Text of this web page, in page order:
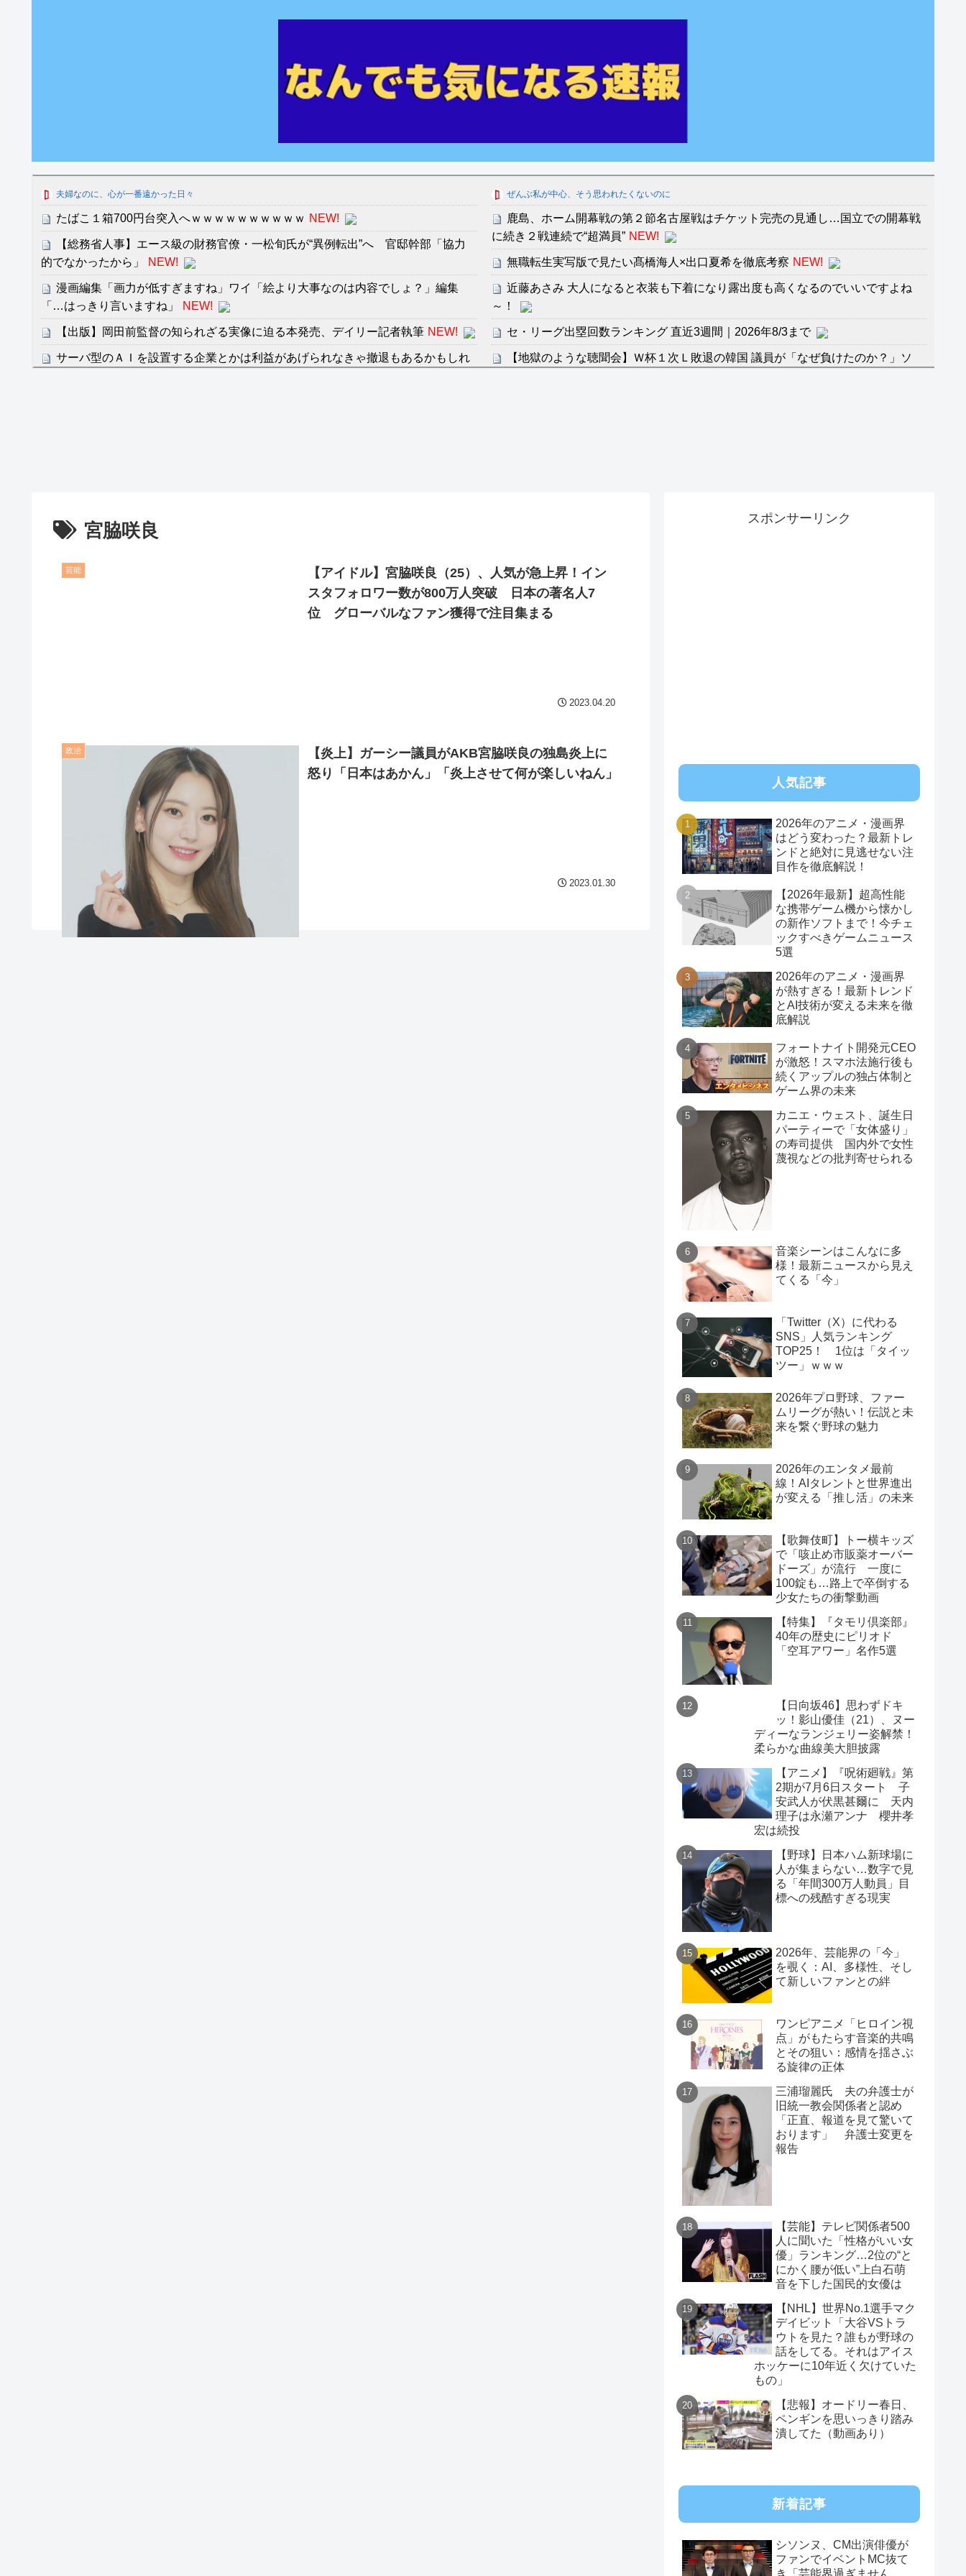
夫婦なのに、心が一番遠かった日々
たばこ１箱700円台突入へｗｗｗｗｗｗｗｗｗｗ NEW!
【総務省人事】エース級の財務官僚・一松旬氏が“異例転出”へ 官邸幹部「協力
的でなかったから」
NEW!
漫画編集「画力が低すぎますね」ワイ「絵より大事なのは内容でしょ？」編集
「…はっきり言いますね」
NEW!
【出版】岡田前監督の知られざる実像に迫る本発売、デイリー記者執筆 NEW!
サーバ型のＡＩを設置する企業とかは利益があげられなきゃ撤退もあるかもしれ
たすら愛し合う。
Powered by livedoor 相互RSS
ぜんぶ私が中心、そう思われたくないのに
鹿島、ホーム開幕戦の第２節名古屋戦はチケット完売の見通し…国立での開幕戦
に続き２戦連続で“超満員” NEW!
無職転生実写版で見たい髙橋海人×出口夏希を徹底考察 NEW!
近藤あさみ 大人になると衣装も下着になり露出度も高くなるのでいいですよね
～！
セ・リーグ出塁回数ランキング 直近3週間｜2026年8/3まで
【地獄のような聴聞会】Ｗ杯１次Ｌ敗退の韓国 議員が「なぜ負けたのか？」ソ
【第7話予告】水10ドラマ『ラムネモンキー』 トレンディなクリスマスイヴ
出した… 他
「本気で潰しにきてる」滝沢秀明の新オーディションが“まんまジャニーズ”とフ
ァン衝撃
宮脇咲良
芸能
【アイドル】宮脇咲良（25）、人気が急上昇！イン
スタフォロワー数が800万人突破 日本の著名人7
位 グローバルなファン獲得で注目集まる
2023.04.20
政治
【炎上】ガーシー議員がAKB宮脇咲良の独島炎上に
怒り「日本はあかん」「炎上させて何が楽しいねん」
2023.01.30
スポンサーリンク
人気記事
2026年のアニメ・漫画界
はどう変わった？最新トレ
ンドと絶対に見逃せない注
目作を徹底解説！
【2026年最新】超高性能
な携帯ゲーム機から懐かし
の新作ソフトまで！今チェ
ックすべきゲームニュース
5選
2026年のアニメ・漫画界
が熱すぎる！最新トレンド
とAI技術が変える未来を徹
底解説
フォートナイト開発元CEO
が激怒！スマホ法施行後も
続くアップルの独占体制と
ゲーム界の未来
カニエ・ウェスト、誕生日
パーティーで「女体盛り」
の寿司提供 国内外で女性
蔑視などの批判寄せられる
音楽シーンはこんなに多
様！最新ニュースから見え
てくる「今」
「Twitter（X）に代わる
SNS」人気ランキング
TOP25！ 1位は「タイッ
ツー」ｗｗｗ
2026年プロ野球、ファー
ムリーグが熱い！伝説と未
来を繋ぐ野球の魅力
2026年のエンタメ最前
線！AIタレントと世界進出
が変える「推し活」の未来
【歌舞伎町】トー横キッズ
で「咳止め市販薬オーバー
ドーズ」が流行 一度に
100錠も…路上で卒倒する
少女たちの衝撃動画
【特集】『タモリ倶楽部』
40年の歴史にピリオド
「空耳アワー」名作5選
【日向坂46】思わずドキ
ッ！影山優佳（21）、ヌー
ディーなランジェリー姿解禁！
柔らかな曲線美大胆披露
【アニメ】『呪術廻戦』第
2期が7月6日スタート 子
安武人が伏黒甚爾に 天内
理子は永瀬アンナ 櫻井孝
宏は続投
【野球】日本ハム新球場に
人が集まらない…数字で見
る「年間300万人動員」目
標への残酷すぎる現実
2026年、芸能界の「今」
を覗く：AI、多様性、そし
て新しいファンとの絆
ワンピアニメ「ヒロイン視
点」がもたらす音楽的共鳴
とその狙い：感情を揺さぶ
る旋律の正体
三浦瑠麗氏 夫の弁護士が
旧統一教会関係者と認め
「正直、報道を見て驚いて
おります」 弁護士変更を
報告
【芸能】テレビ関係者500
人に聞いた「性格がいい女
優」ランキング…2位の“と
にかく腰が低い”上白石萌
音を下した国民的女優は
【NHL】世界No.1選手マク
デイビット「大谷VSトラ
ウトを見た？誰もが野球の
話をしてる。それはアイス
ホッケーに10年近く欠けていた
もの」
【悲報】オードリー春日、
ペンギンを思いっきり踏み
潰してた（動画あり）
新着記事
シソンヌ、CM出演俳優が
ファンでイベントMC抜て